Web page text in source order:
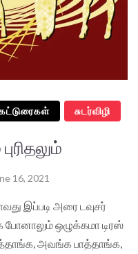
கட்டுரைகள் சுடர்விழி
16, 2021
இப்படி அரை டவுசர்
ஒழுக்கமா டிரஸ்
அவங்க பாத்தாங்க,